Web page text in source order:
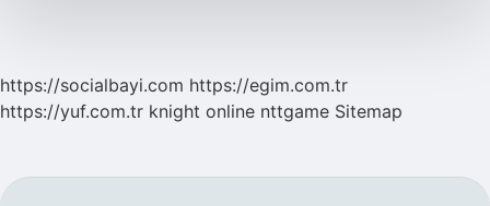
https://socialbayi.com https://egim.com.tr
https://yuf.com.tr knight online nttgame Sitemap